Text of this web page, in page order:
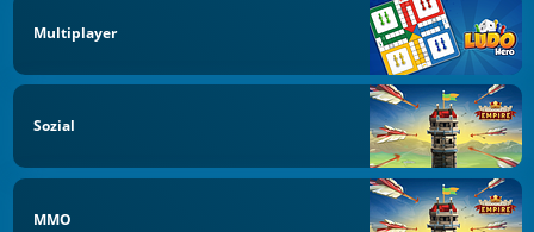
Multiplayer
Sozial
MMO